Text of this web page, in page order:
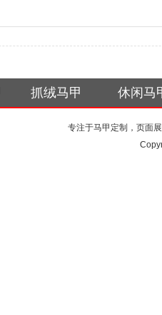
抓绒马甲 休闲马
专注于马甲定制，页面